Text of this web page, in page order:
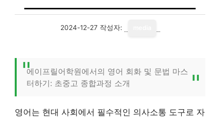
2024-12-27 작성자:
에이프릴어학원에서의 영어 회화 및 문법 마스
터하기: 초중고 종합과정 소개
영어는 현대 사회에서 필수적인 의사소통 도구로 자